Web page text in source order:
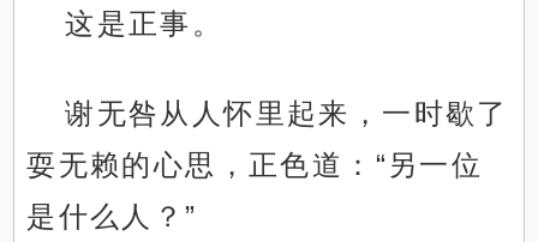
这是正事。
谢无咎从人怀里起来，一时歇了
耍无赖的心思，正色道：“另一位
是什么人？”